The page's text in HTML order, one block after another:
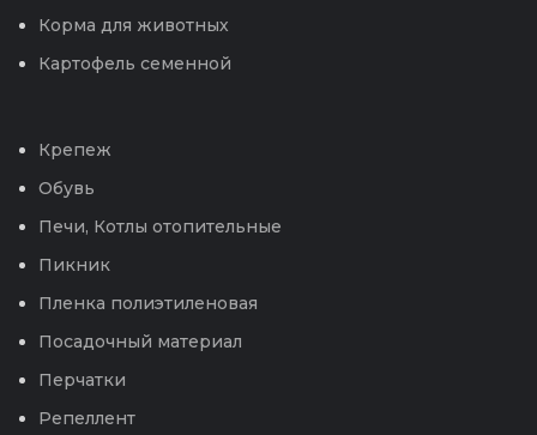
Корма для животных
Картофель семенной
Крепеж
Обувь
Печи, Котлы отопительные
Пикник
Пленка полиэтиленовая
Посадочный материал
Перчатки
Репеллент